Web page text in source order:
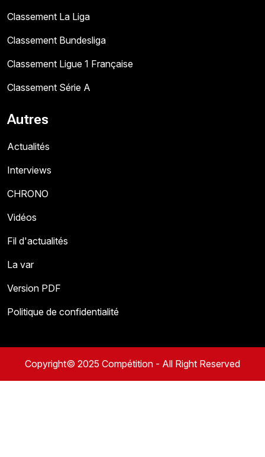
Classement La Liga
Classement Bundesliga
Classement Ligue 1 Française
Classement Série A
Autres
Actualités
Interviews
CHRONO
Vidéos
Fil d'actualités
La var
Version PDF
Politique de confidentialité
Copyright© 2025 Compétition - All Right Reserved